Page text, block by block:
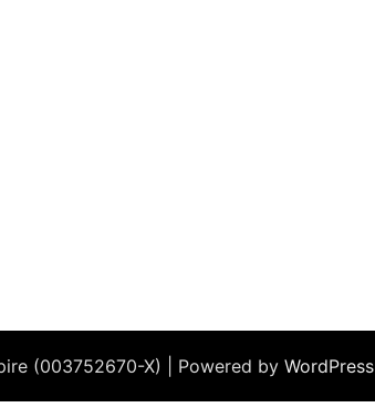
(003752670-X) | Powered byWordPress